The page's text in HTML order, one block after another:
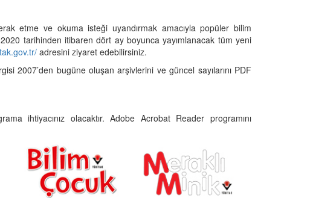
etme ve okuma isteği uyandırmak amacıyla popüler bilim
tarihinden itibaren dört ay boyunca yayımlanacak tüm yeni
adresini ziyaret edebilirsiniz.
2007’den bugüne oluşan arşivlerini ve güncel sayılarını PDF
ihtiyacınız olacaktır. Adobe Acrobat Reader programını